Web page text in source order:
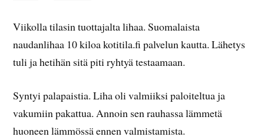
Viikolla tilasin tuottajalta lihaa. Suomalaista
naudanlihaa 10 kiloa kotitila.fi palvelun kautta. Lähetys
tuli ja hetihän sitä piti ryhtyä testaamaan.
Syntyi palapaistia. Liha oli valmiiksi paloiteltua ja
vakumiin pakattua. Annoin sen rauhassa lämmetä
huoneen lämmössä ennen valmistamista.